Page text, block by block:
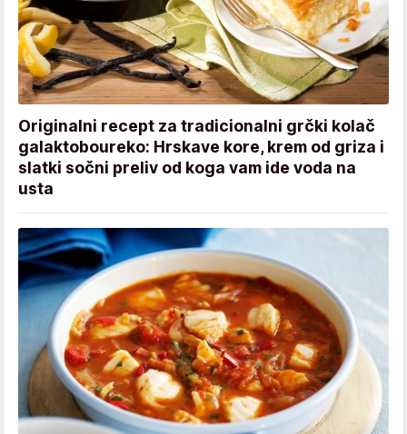
Originalni recept za tradicionalni grčki kolač
galaktoboureko: Hrskave kore, krem od griza i
slatki sočni preliv od koga vam ide voda na
usta